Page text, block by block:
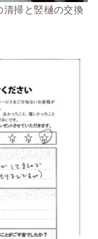
清掃と竪樋の交換